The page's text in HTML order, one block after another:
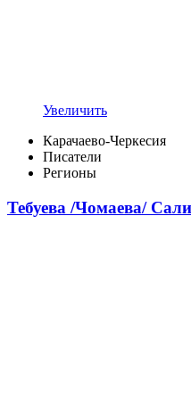
Увеличить
Карачаево-Черкесия
Писатели
Регионы
Тебуева /Чомаева/